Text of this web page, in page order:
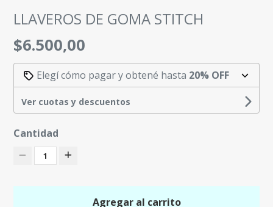
LLAVEROS DE GOMA STITCH
$6.500,00
Elegí cómo pagar y obtené hasta 20% OFF
Ver cuotas y descuentos
Cantidad
1
Agregar al carrito